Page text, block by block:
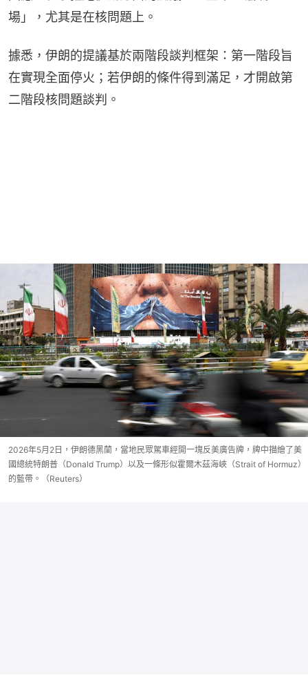
場」，尤其是在核問題上。
據悉，伊朗的提議基於兩階段談判框架：第一階段旨
在實現全面停火；若伊朗的條件得到滿足，才開啟第
二階段核問題談判。
2026年5月2日，伊朗德黑蘭，當地民眾駕車經開一塊反美廣告牌，牌中描繪了美
國總統特朗普（Donald Trump）以及一條形似霍爾木茲海峽（Strait of Hormuz）
的藍帶。（Reuters）